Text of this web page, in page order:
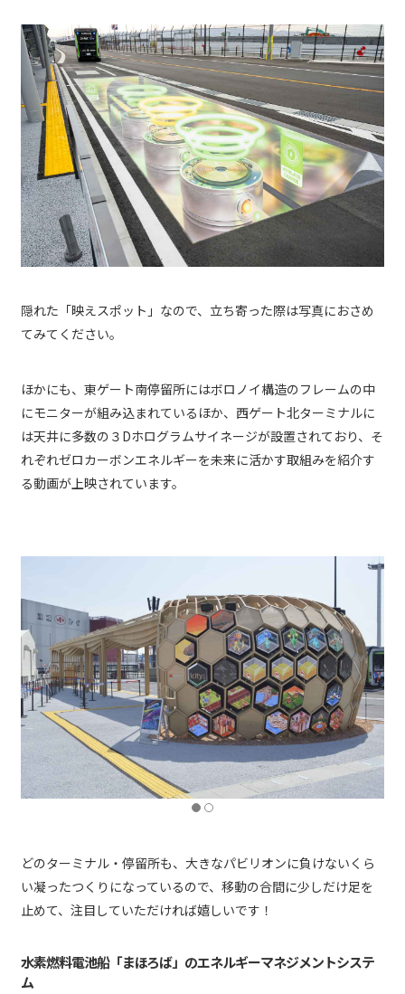
隠れた「映えスポット」なので、立ち寄った際は写真におさめ
てみてください。
ほかにも、東ゲート南停留所にはボロノイ構造のフレームの中
にモニターが組み込まれているほか、西ゲート北ターミナルに
は天井に多数の３Dホログラムサイネージが設置されており、そ
れぞれゼロカーボンエネルギーを未来に活かす取組みを紹介す
る動画が上映されています。
どのターミナル・停留所も、大きなパビリオンに負けないくら
い凝ったつくりになっているので、移動の合間に少しだけ足を
止めて、注目していただければ嬉しいです！
水素燃料電池船「まほろば」のエネルギーマネジメントシステ
ム